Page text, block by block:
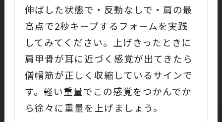
伸ばした状態で・反動なしで・肩の最
高点で2秒キープするフォームを実践
してみてください。上げきったときに
肩甲骨が耳に近づく感覚が出てきたら
僧帽筋が正しく収縮しているサインで
す。軽い重量でこの感覚をつかんでか
ら徐々に重量を上げましょう。